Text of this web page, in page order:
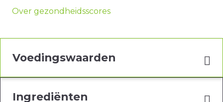
Over gezondheidsscores
Voedingswaarden
Ingrediënten